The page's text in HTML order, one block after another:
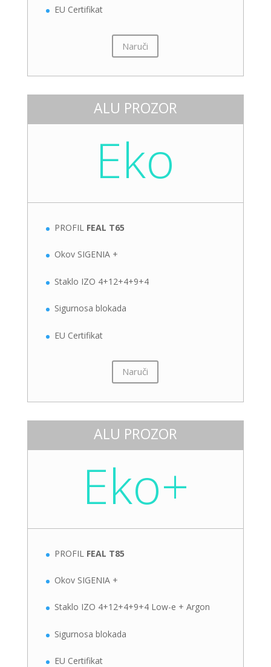
EU Certifikat
Naruči
ALU PROZOR
Eko
PROFIL FEAL T65
Okov SIGENIA +
Staklo IZO 4+12+4+9+4
Sigurnosa blokada
EU Certifikat
Naruči
ALU PROZOR
Eko+
PROFIL FEAL T85
Okov SIGENIA +
Staklo IZO 4+12+4+9+4 Low-e + Argon
Sigurnosa blokada
EU Certifikat